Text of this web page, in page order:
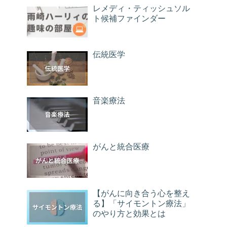
レメディ・ティッシュソル
ト候補ファインダー
伝統医学
音楽療法
がんと統合医療
【がんに向き合う心を整え
る】「サイモントン療法」
のやり方と効果とは